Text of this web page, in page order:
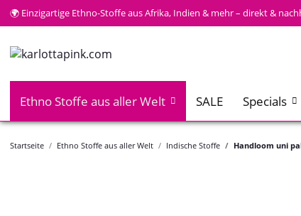
🌍 Einzigartige Ethno-Stoffe aus Afrika, Indien & mehr – direkt &
Ethno Stoffe aus aller Welt SALE Specials
Startseite Ethno Stoffe aus aller Welt Indische Stoffe Handloom uni